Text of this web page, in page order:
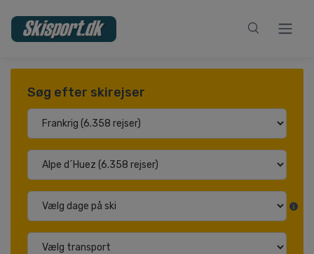
Søg efter skirejser